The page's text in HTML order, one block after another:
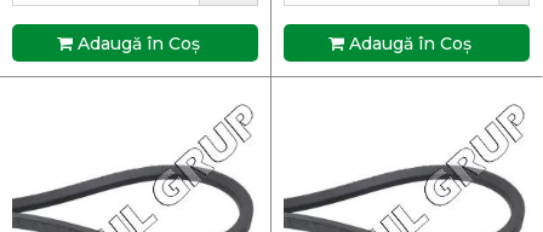
Adaugă în Coş Adaugă în Coş